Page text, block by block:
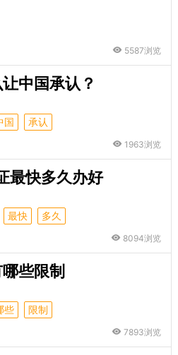
5587浏览
中国承认？
国 承认
1963浏览
最快多久办好
最快 多久
8094浏览
些限制
些 限制
7893浏览